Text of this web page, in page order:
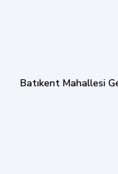
Batıkent Mahallesi